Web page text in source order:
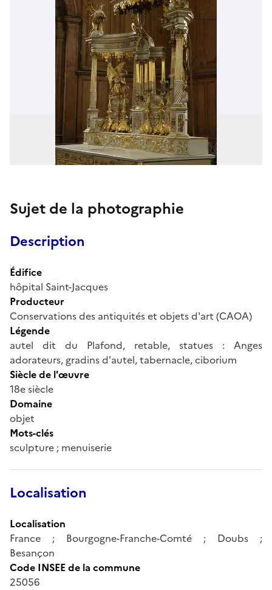
Sujet de la photographie
Description
Édifice
hôpital Saint-Jacques
Producteur
Conservations des antiquités et objets d'art (CAOA)
Légende
autel dit du Plafond, retable, statues : Anges
adorateurs, gradins d'autel, tabernacle, ciborium
Siècle de l'œuvre
18e siècle
Domaine
objet
Mots-clés
sculpture ; menuiserie
Localisation
Localisation
France ; Bourgogne-Franche-Comté ; Doubs ;
Besançon
Code INSEE de la commune
25056